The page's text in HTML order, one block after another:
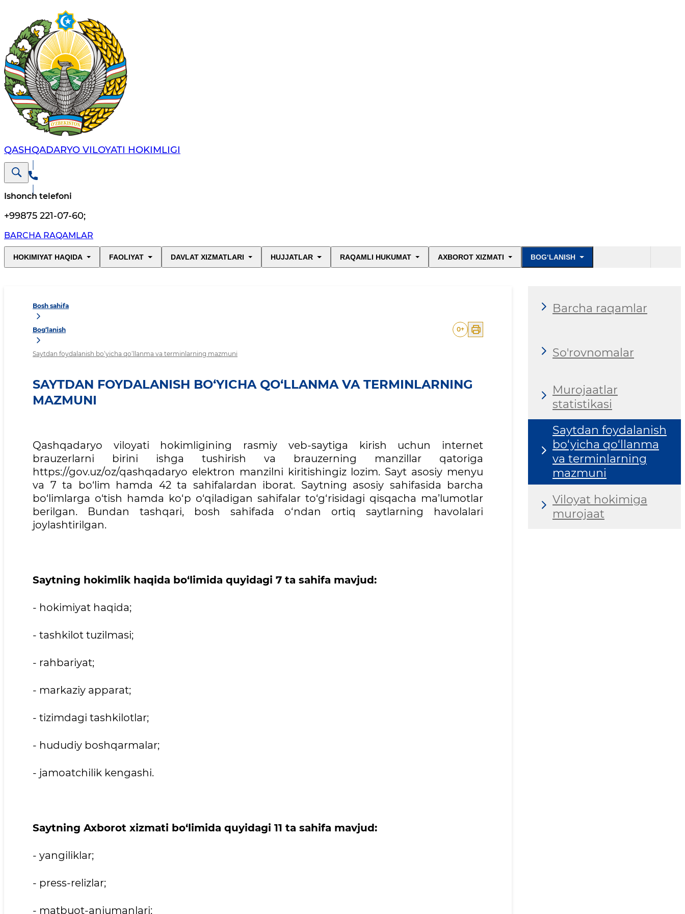
QASHQADARYO VILOYATI HОKIMLIGI
Ishonch telefoni
+99875 221-07-60;
BARCHA RAQAMLAR
HOKIMIYAT HAQIDA FAOLIYAT DAVLAT XIZMATLARI HUJJATLAR RAQAMLI HUKUMAT AXBOROT XIZMATI BOG‘LANISH
Bosh sahifa
Bog‘lanish
Saytdan foydalanish bo‘yicha qo‘llanma va terminlarning mazmuni
0+
SAYTDAN FOYDALANISH BO‘YICHA QO‘LLANMA VA TERMINLARNING
MAZMUNI
Qashqadaryo viloyati hokimligining rasmiy veb-saytiga kirish uchun internet
brauzerlarni birini ishga tushirish va brauzerning manzillar qatoriga
https://gov.uz/oz/qashqadaryo elektron manzilni kiritishingiz lozim. Sayt asosiy menyu
va 7 ta bo‘lim hamda 42 ta sahifalardan iborat. Saytning asosiy sahifasida barcha
bo‘limlarga o‘tish hamda ko‘p o‘qiladigan sahifalar to‘g‘risidagi qisqacha ma’lumotlar
berilgan. Bundan tashqari, bosh sahifada o‘ndan ortiq saytlarning havolalari
joylashtirilgan.
Saytning hokimlik haqida bo‘limida quyidagi 7 ta sahifa mavjud:
- hokimiyat haqida;
- tashkilot tuzilmasi;
- rahbariyat;
- markaziy apparat;
- tizimdagi tashkilotlar;
- hududiy boshqarmalar;
- jamoatchilik kengashi.
Saytning Axborot xizmati bo‘limida quyidagi 11 ta sahifa mavjud:
- yangiliklar;
- press-relizlar;
- matbuot-anjumanlari;
Barcha raqamlar
So'rovnomalar
Murojaatlar
statistikasi
Saytdan foydalanish
bo‘yicha qo‘llanma
va terminlarning
mazmuni
Viloyat hokimiga
murojaat